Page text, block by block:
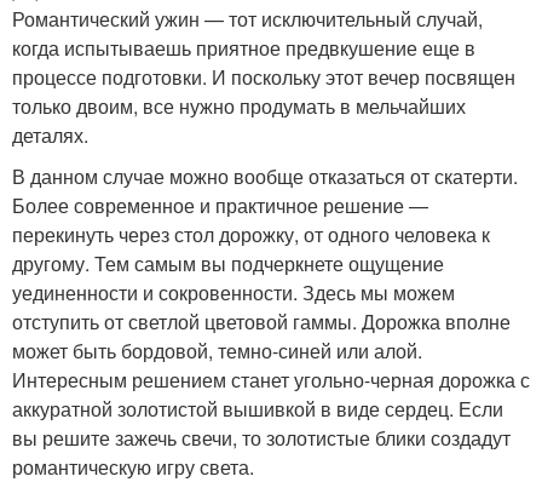
Романтический ужин — тот исключительный случай,
когда испытываешь приятное предвкушение еще в
процессе подготовки. И поскольку этот вечер посвящен
только двоим, все нужно продумать в мельчайших
деталях.
В данном случае можно вообще отказаться от скатерти.
Более современное и практичное решение —
перекинуть через стол дорожку, от одного человека к
другому. Тем самым вы подчеркнете ощущение
уединенности и сокровенности. Здесь мы можем
отступить от светлой цветовой гаммы. Дорожка вполне
может быть бордовой, темно-синей или алой.
Интересным решением станет угольно-черная дорожка с
аккуратной золотистой вышивкой в виде сердец. Если
вы решите зажечь свечи, то золотистые блики создадут
романтическую игру света.